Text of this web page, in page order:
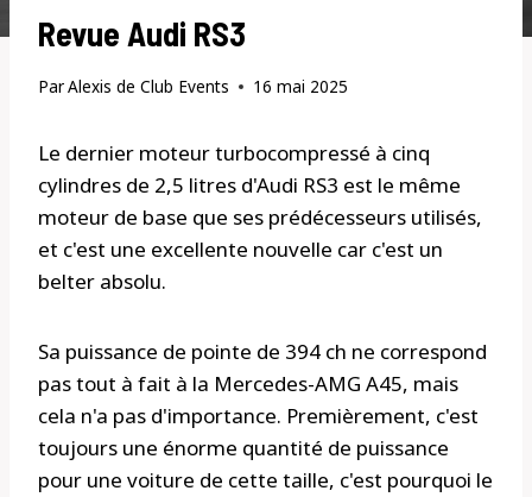
Revue Audi RS3
ParAlexis de Club Events 16 mai 2025
Le dernier moteur turbocompressé à cinq
cylindres de 2,5 litres d'Audi RS3 est le même
moteur de base que ses prédécesseurs utilisés,
et c'est une excellente nouvelle car c'est un
belter absolu.
Sa puissance de pointe de 394 ch ne correspond
pas tout à fait à la Mercedes-AMG A45, mais
cela n'a pas d'importance. Premièrement, c'est
toujours une énorme quantité de puissance
pour une voiture de cette taille, c'est pourquoi le